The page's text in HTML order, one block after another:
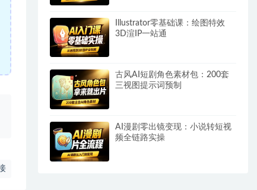
Illustrator零基础课：绘图特效
3D渲IP一站通
古风AI短剧角色素材包：200套
三视图提示词预制
AI漫剧零出镜变现：小说转短视
频全链路实操